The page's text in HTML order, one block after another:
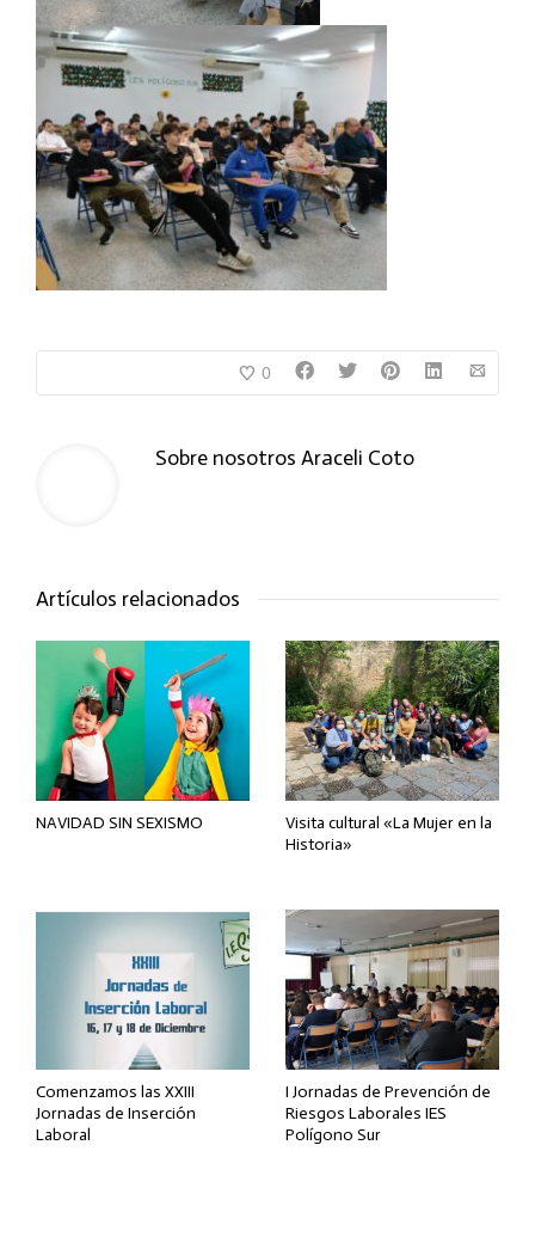
0
Sobre nosotros Araceli Coto
Artículos relacionados
NAVIDAD SIN SEXISMO
Visita cultural «La Mujer en la
Historia»
Comenzamos las XXIII
Jornadas de Inserción
Laboral
I Jornadas de Prevención de
Riesgos Laborales IES
Polígono Sur